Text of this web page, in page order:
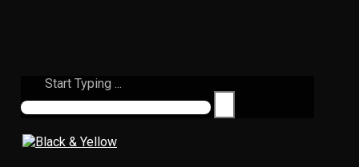
Start Typing ...